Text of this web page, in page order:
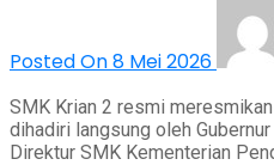
Posted On 8 Mei 2026
SMK Krian 2 resmi
dihadiri langsung oleh
Direktur SMK Kementerian